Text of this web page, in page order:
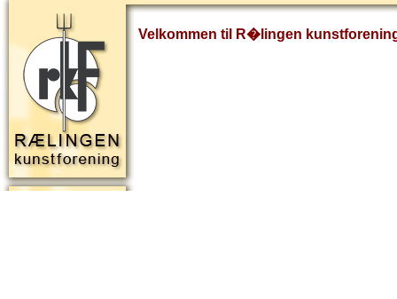
Velkommen til R�lingen